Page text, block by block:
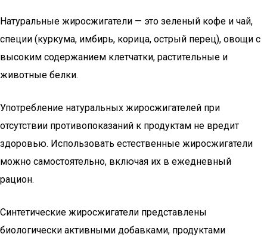
Натуральные жиросжигатели — это зеленый кофе и чай,
специи (куркума, имбирь, корица, острый перец), овощи с
высоким содержанием клетчатки, растительные и
животные белки.
Употребление натуральных жиросжигателей при
отсутствии противопоказаний к продуктам не вредит
здоровью. Использовать естественные жиросжигатели
можно самостоятельно, включая их в ежедневный
рацион.
Синтетические жиросжигатели представлены
биологически активными добавками, продуктами